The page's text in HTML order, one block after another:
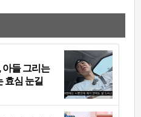
아들 그리는
효심 눈길